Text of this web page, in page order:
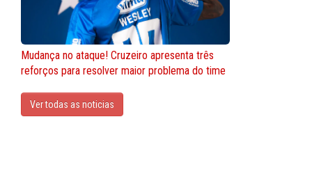
Mudança no ataque! Cruzeiro apresenta três
reforços para resolver maior problema do time
Ver todas as noticias